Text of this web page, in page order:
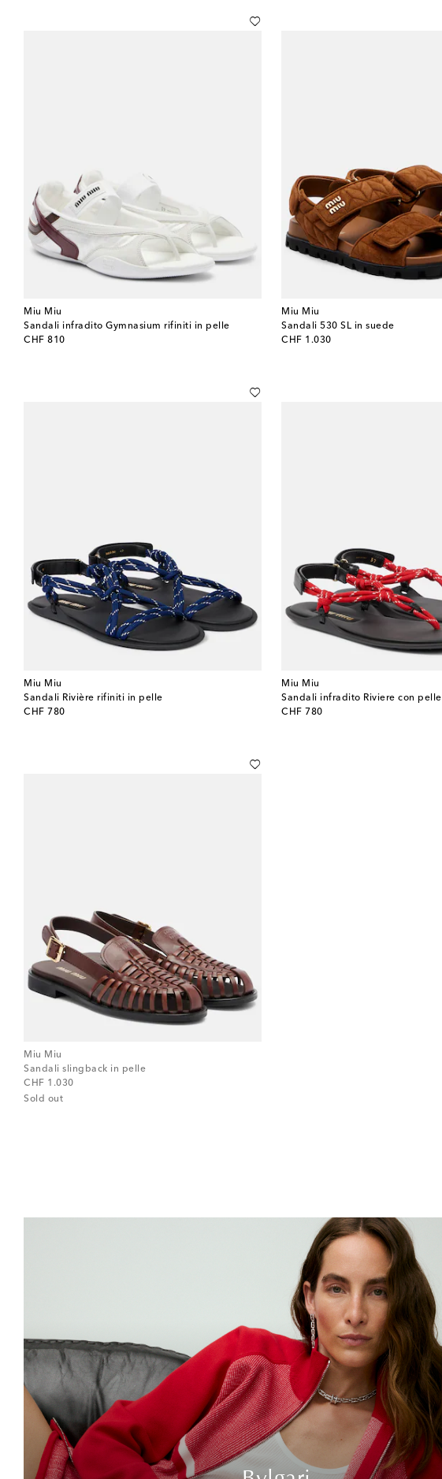
Miu Miu
Sandali infradito Gymnasium rifiniti in pelle
CHF 810
original price
Miu Miu
Sandali 530 SL in suede
CHF 1.030
original price
Miu Miu
Sandali Rivière rifiniti in pelle
CHF 780
original price
Miu Miu
Sandali infradito Riviere con pelle
CHF 780
original price
Miu Miu
Sandali slingback in pelle
CHF 1.030
original price
Sold out